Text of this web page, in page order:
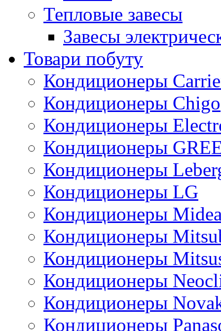
Тепловые завесы
Завесы
Товари побуту
Кондиционеры
Кондиционеры Chigo
Кондиционеры
Кондиционеры
Кондиционеры
Кондиционеры LG
Кондиционеры
Кондиционеры
Кондиционеры
Кондиционеры
Кондиционеры
Кондиционеры